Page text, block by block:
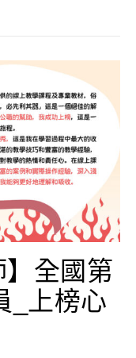
】全國第
_上榜心